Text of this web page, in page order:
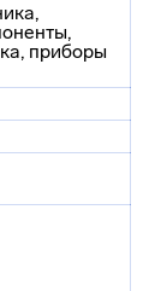
приборы